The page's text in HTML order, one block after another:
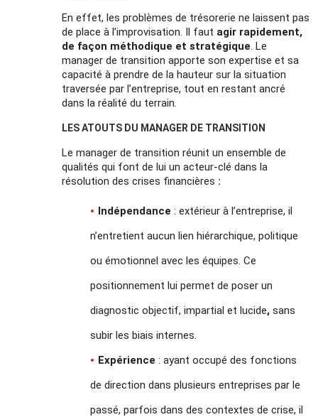
En effet, les problèmes de trésorerie ne laissent pas
de place à l’improvisation. Il faut agir rapidement,
de façon méthodique et stratégique. Le
manager de transition apporte son expertise et sa
capacité à prendre de la hauteur sur la situation
traversée par l’entreprise, tout en restant ancré
dans la réalité du terrain.
LES ATOUTS DU MANAGER DE TRANSITION
Le manager de transition réunit un ensemble de
qualités qui font de lui un acteur-clé dans la
résolution des crises financières :
Indépendance : extérieur à l’entreprise, il
n’entretient aucun lien hiérarchique, politique
ou émotionnel avec les équipes. Ce
positionnement lui permet de poser un
diagnostic objectif, impartial et lucide, sans
subir les biais internes.
Expérience : ayant occupé des fonctions
de direction dans plusieurs entreprises par le
passé, parfois dans des contextes de crise, il